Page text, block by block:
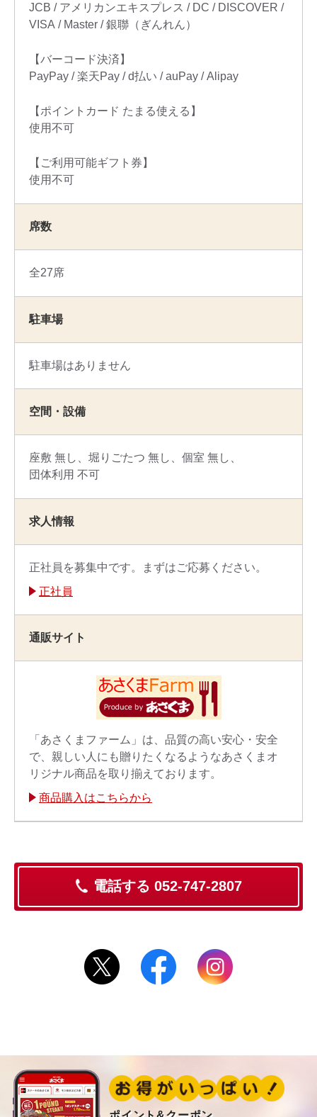
JCB
アメリカンエキスプレス DC
DISCOVER
VISA
Master 銀聯（ぎんれん）
【バーコード決済】
PayPay
楽天Pay d払い auPay Alipay
【ポイントカード たまる使える】
使用不可
【ご利用可能ギフト券】
使用不可
席数
全27席
駐車場
駐車場はありません
空間・設備
座敷 無し 堀りごたつ 無し
個室 無し
団体利用 不可
求人情報
正社員を募集中です。まずはご応募ください。
正社員
通販サイト
「あさくまファーム」は、品質の高い安心・安全
で、親しい人にも贈りたくなるようなあさくまオ
リジナル商品を取り揃えております。
商品購入はこちらから
電話する 052-747-2807